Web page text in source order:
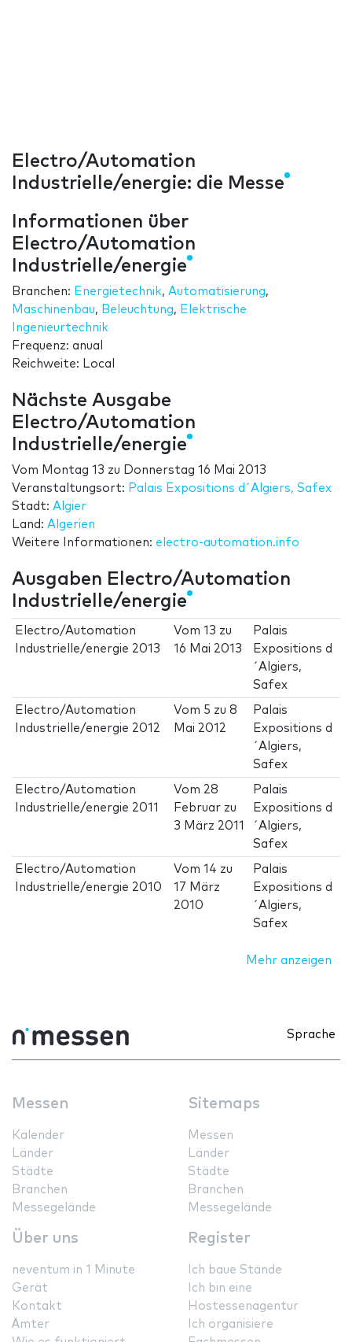
Electro/Automation
Industrielle/energie: die Messe
Informationen über
Electro/Automation
Industrielle/energie
Branchen: Energietechnik, Automatisierung,
Maschinenbau, Beleuchtung, Elektrische
Ingenieurtechnik
Frequenz: anual
Reichweite: Local
Nächste Ausgabe
Electro/Automation
Industrielle/energie
Vom Montag 13 zu Donnerstag 16 Mai 2013
Veranstaltungsort: Palais Expositions d´Algiers, Safex
Stadt: Algier
Land: Algerien
Weitere Informationen: electro-automation.info
Ausgaben Electro/Automation
Industrielle/energie
Electro/Automation
Industrielle/energie 2013
Vom13 zu
16 Mai 2013
Palais
Expositions d
´Algiers,
Safex
Electro/Automation
Industrielle/energie 2012
Vom 5 zu8
Mai 2012
Palais
Expositions d
´Algiers,
Safex
Electro/Automation
Industrielle/energie 2011
Vom 28
Februar zu
3 März 2011
Palais
Expositions d
´Algiers,
Safex
Electro/Automation
Industrielle/energie 2010
Vom14 zu
17 März
2010
Palais
Expositions d
´Algiers,
Safex
Mehr anzeigen
Sprache
Messen
Kalender
Länder
Städte
Branchen
Messegelände
Sitemaps
Messen
Länder
Städte
Branchen
Messegelände
Über uns
neventum in 1 Minute
Gerät
Kontakt
Ämter
Register
Ich baue Stände
Ich bin eine
Hostessenagentur
Ich organisiere